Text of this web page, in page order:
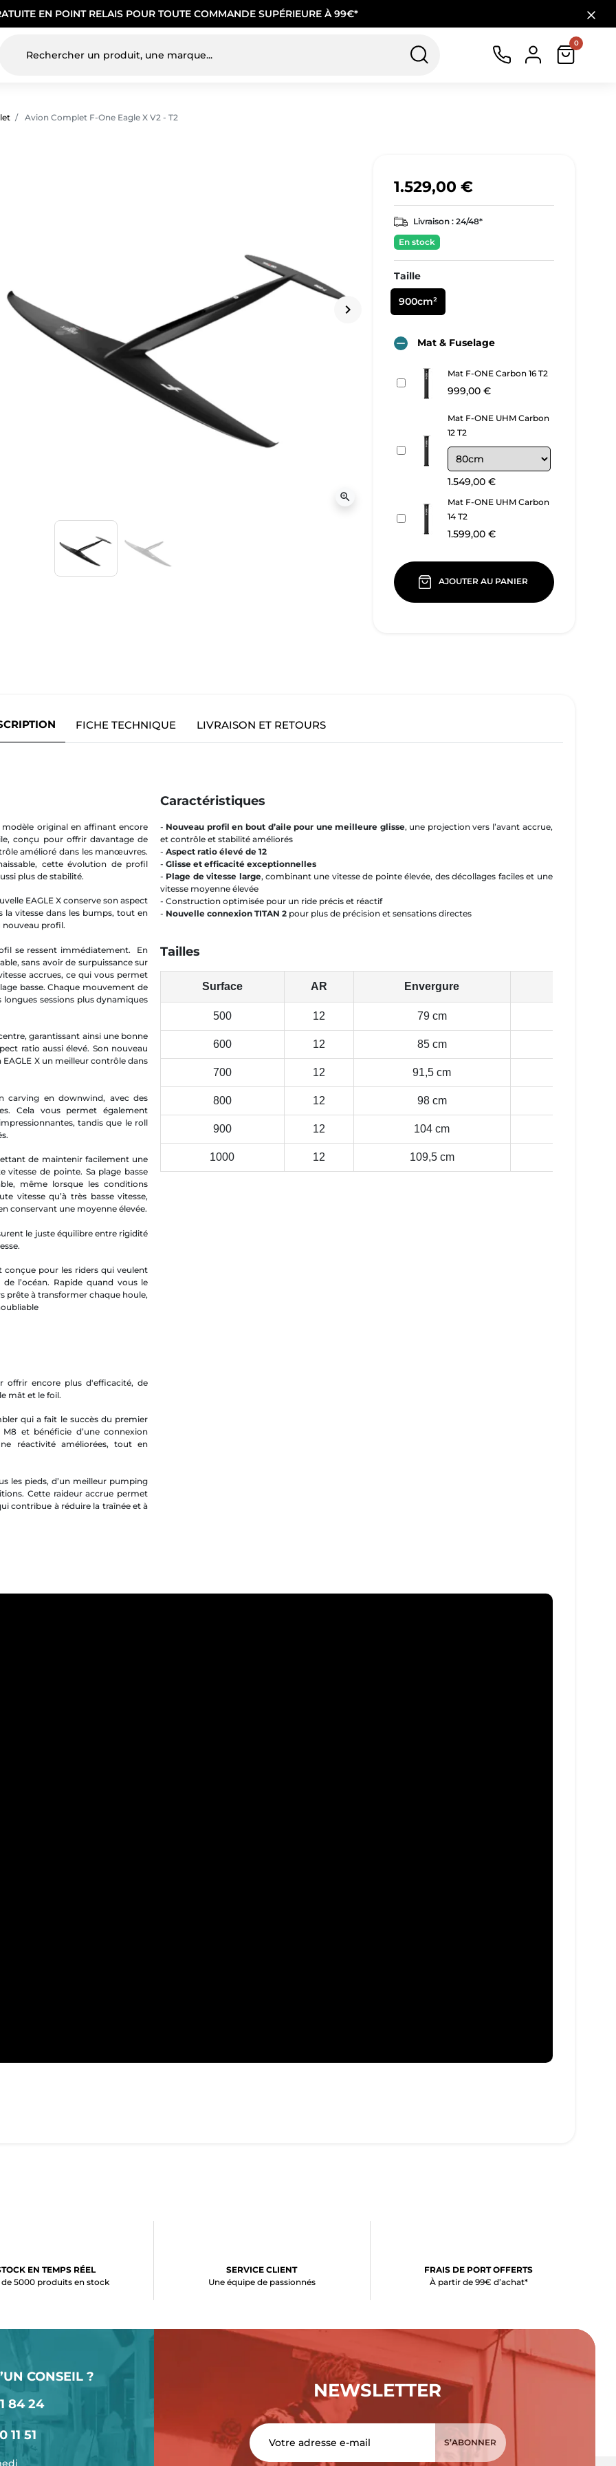
EN POINT RELAIS POUR TOUTE COMMANDE SUPÉRIEURE À 99€*
0
Avion Complet F-One Eagle X V2 - T2
Suivant
keyboard_arrow_right
zoom_in
1.529,00 €
Livraison :24/48*
En stock
Taille
900cm²
 Mat & Fuselage
Mat F-ONE Carbon 16 T2
999,00 €
Mat F-ONE UHM Carbon
12 T2
1.549,00 €
Mat F-ONE UHM Carbon
14 T2
1.599,00 €
AJOUTER AU PANIER
FICHE TECHNIQUE LIVRAISON ET RETOURS
modèle original en affinant encore
conçu pour offrir davantage de
amélioré dans les manœuvres.
cette évolution de profil
plus de stabilité.
EAGLE X conserve son aspect
la vitesse dans les bumps, tout en
nouveau profil.
se ressent immédiatement. En
sans avoir de surpuissance sur
accrues, ce qui vous permet
basse. Chaque mouvement de
sessions plus dynamiques
garantissant ainsi une bonne
ratio aussi élevé. Son nouveau
X un meilleur contrôle dans
carving en downwind, avec des
Cela vous permet également
tandis que le roll
de maintenir facilement une
vitesse de pointe. Sa plage basse
même lorsque les conditions
vitesse qu’à très basse vitesse,
conservant une moyenne élevée.
le juste équilibre entre rigidité
conçue pour les riders qui veulent
l’océan. Rapide quand vous le
prête à transformer chaque houle,
offrir encore plus d'efficacité, de
mât et le foil.
qui a fait le succès du premier
et bénéficie d’une connexion
réactivité améliorées, tout en
les pieds, d’un meilleur pumping
Cette raideur accrue permet
contribue à réduire la traînée et à
Caractéristiques
- Nouveau profil en bout d’aile pour une meilleure glisse, une projection vers l’avant accrue,
et contrôle et stabilité améliorés
- Aspect ratio élevé de 12
- Glisse et efficacité exceptionnelles
- Plage de vitesse large, combinant une vitesse de pointe élevée, des décollages faciles et une
vitesse moyenne élevée
- Construction optimisée pour un ride précis et réactif
- Nouvelle connexion TITAN 2pour plus de précision et sensations directes
Tailles
Surface AR Envergure
500 12 79 cm
600 12 85 cm
700 12 91,5 cm
800 12 98 cm
900 12 104 cm
1000 12 109,5 cm
EN TEMPS RÉEL
de 5000 produits en stock
SERVICE CLIENT
Une équipe de passionnés
FRAIS DE PORT OFFERTS
À partir de 99€ d’achat*
CONSEIL ?
84 24
11 51
NEWSLETTER